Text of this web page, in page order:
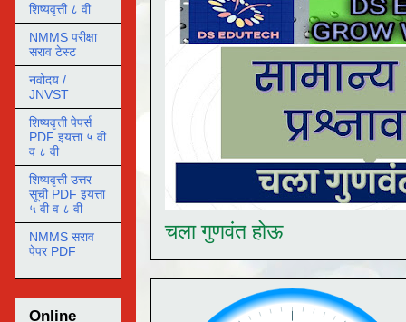
चला गुणवंत होऊ
शिष्यवृत्ती ८ वी
NMMS परीक्षा
सराव टेस्ट
नवोदय /
JNVST
शिष्यवृत्ती पेपर्स
PDF इयत्ता ५ वी
व ८ वी
शिष्यवृत्ती उत्तर
सूची PDF इयत्ता
५ वी व ८ वी
NMMS सराव
पेपर PDF
Online